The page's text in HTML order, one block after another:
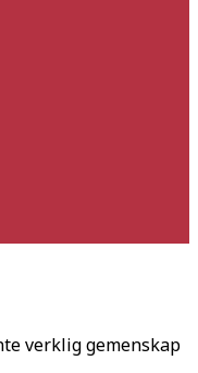
verklig gemenskap